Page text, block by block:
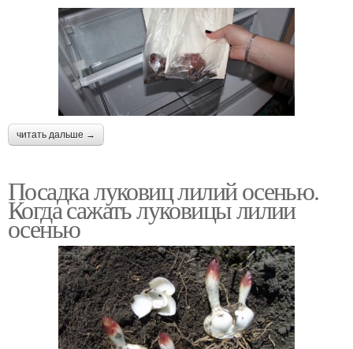
читать дальше →
Посадка луковиц лилий осенью.
Когда сажать луковицы лилии
осенью